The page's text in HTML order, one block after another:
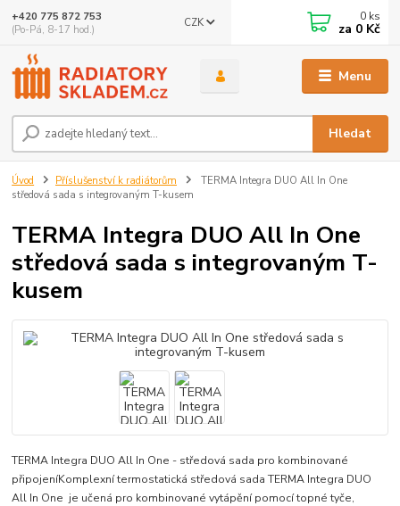
Menu
CZK
Hledat
+420 775 872 753
(Po-Pá, 8-17 hod.)
0 ks
za 0 Kč
Úvod Příslušenství k radiátorům
TERMA Integra DUO All In One
středová sada s integrovaným T-kusem
TERMA Integra DUO All In One
středová sada s integrovaným T-
kusem
TERMA Integra DUO All In One - středová sada pro kombinované
připojeníKomplexní termostatická středová sada TERMA Integra DUO
All In One je učená pro kombinované vytápění pomocí topné tyče,